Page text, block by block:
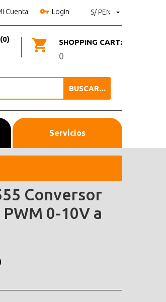
S/ PEN
Cuenta Login
SHOPPING CART:
0
BUSCAR...
Servicios
Conversor
0-10V a